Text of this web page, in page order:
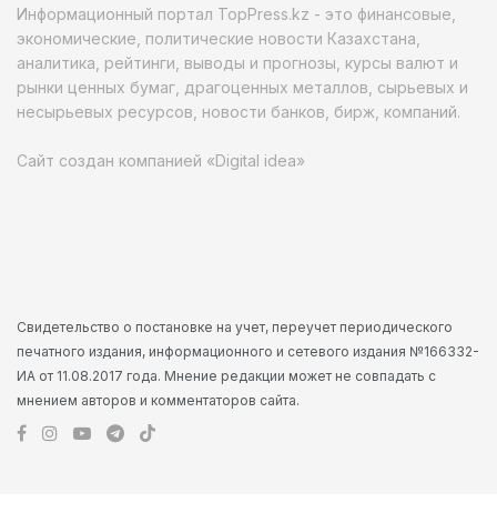
Информационный портал TopPress.kz - это финансовые,
экономические, политические новости Казахстана,
аналитика, рейтинги, выводы и прогнозы, курсы валют и
рынки ценных бумаг, драгоценных металлов, сырьевых и
несырьевых ресурсов, новости банков, бирж, компаний.
Сайт создан компанией «Digital idea»
Свидетельство о постановке на учет, переучет периодического
печатного издания, информационного и сетевого издания №166332-
ИА от 11.08.2017 года. Мнение редакции может не совпадать с
мнением авторов и комментаторов сайта.